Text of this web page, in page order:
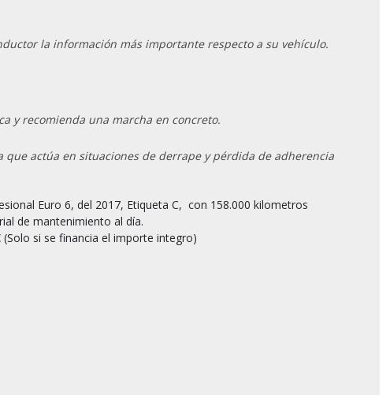
la información más importante respecto a su vehículo.
y recomienda una marcha en concreto.
que actúa en situaciones de derrape y pérdida de adherencia
de mantenimiento al día.
si se financia el importe integro)